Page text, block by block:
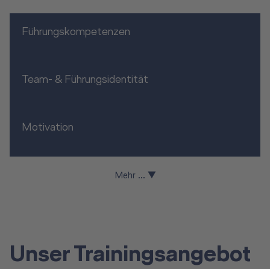
Führungskompetenzen
Team- & Führungsidentität
Motivation
Mehr ... ▼
Unser Trainingsangebot